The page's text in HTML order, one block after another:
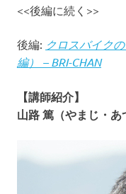
<<後編に続く>>
後編: クロスバイク
編） – BRI-CHAN
【講師紹介】
山路 篤（やまじ・あ